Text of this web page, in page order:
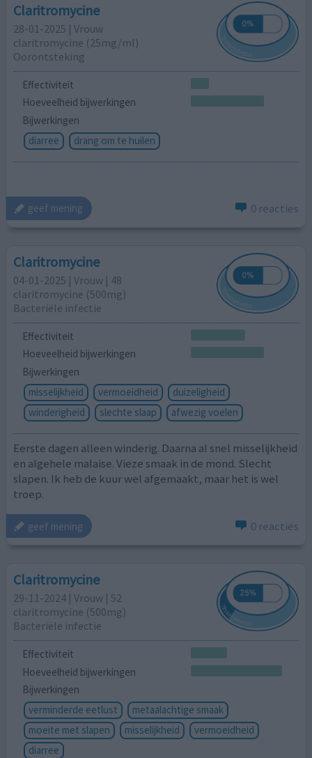
Claritromycine
28-01-2025 | Vrouw
claritromycine (25mg/ml)
Oorontsteking
Effectiviteit
Hoeveelheid bijwerkingen
Bijwerkingen
diarree
drang om te huilen
geef mening 0 reacties
Claritromycine
04-01-2025 | Vrouw | 48
claritromycine (500mg)
Bacteriële infectie
Effectiviteit
Hoeveelheid bijwerkingen
Bijwerkingen
misselijkheid
vermoeidheid
duizeligheid
winderigheid
slechte slaap afwezig voelen
Eerste dagen alleen winderig. Daarna al snel misselijkheid
en algehele malaise. Vieze smaak in de mond. Slecht
slapen. Ik heb de kuur wel afgemaakt, maar het is wel
troep.
geef mening 0 reacties
Claritromycine
29-11-2024 | Vrouw | 52
claritromycine (500mg)
Bacteriële infectie
Effectiviteit
Hoeveelheid bijwerkingen
Bijwerkingen
verminderde eetlust
metaalachtige smaak
moeite met slapen
misselijkheid
vermoeidheid
diarree